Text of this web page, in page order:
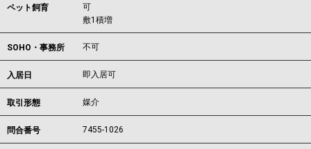
ペット飼育
可
敷1積増
SOHO・事務所 不可
入居日 即入居可
取引形態 媒介
問合番号 7455-1026